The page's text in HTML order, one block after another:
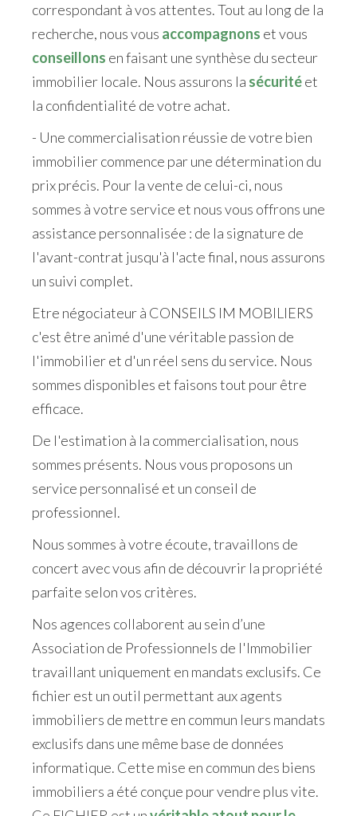
correspondant à vos attentes. Tout au long de la
recherche, nous vous accompagnons et vous
conseillons en faisant une synthèse du secteur
immobilier locale. Nous assurons la sécuritéet
la confidentialite ́ de votre achat.
- Une commercialisation réussie de votre bien
immobilier commence par une détermination du
prix précis. Pour la vente de celui-ci, nous
sommes à votre service et nous vous offrons une
assistance personnalisée : de la signature de
l'avant-contrat jusqu'à l'acte final, nous assurons
un suivi complet.
Etre négociateur à CONSEILS IM MOBILIERS
c'est être animé d'une véritable passion de
l'immobilier et d'un réel sens du service. Nous
sommes disponibles et faisons tout pour être
efficace.
De l'estimation à la commercialisation, nous
sommes présents. Nous vous proposons un
service personnalisé et un conseil de
professionnel.
Nous sommes à votre écoute, travaillons de
concert avec vous afin de découvrir la propriété
parfaite selon vos critères.
Nos agences collaborent au sein d’une
Association de Professionnels de l'Immobilier
travaillant uniquement en mandats exclusifs. Ce
fichier est un outil permettant aux agents
immobiliers de mettre en commun leurs mandats
exclusifs dans une même base de données
informatique. Cette mise en commun des biens
immobiliers a été conçue pour vendre plus vite.